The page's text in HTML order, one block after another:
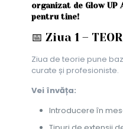
organizat de Glow
pentru tine!
📅 Ziua 1 –
Ziua de teorie pune
curate și profesioniste.
Vei învăța:
Introducere în